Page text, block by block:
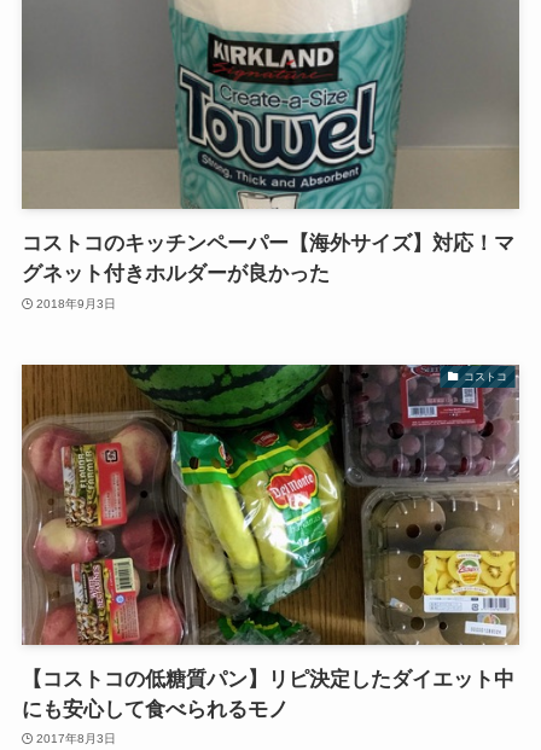
コストコのキッチンペーパー【海外サイズ】対応！マ
グネット付きホルダーが良かった
2018年9月3日
コストコ
【コストコの低糖質パン】リピ決定したダイエット中
にも安心して食べられるモノ
2017年8月3日